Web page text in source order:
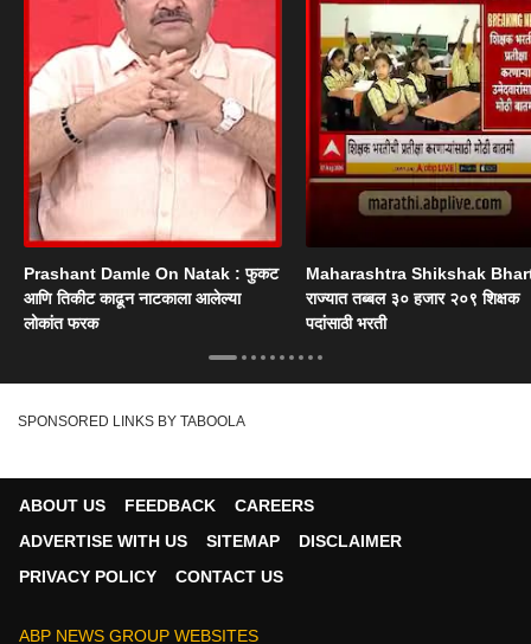
Prashant Damle On Natak : फुकट
आणि तिकीट काढून नाटकाला आलेल्या
लोकांत फरक
Maharashtra Shikshak
राज्यात तब्बल ३० हजार २०९ शिक्षक
पदांसाठी भरती
SPONSORED LINKS BY TABOOLA
ABOUT US FEEDBACK
CAREERS
ADVERTISE WITH US
SITEMAP
DISCLAIMER
PRIVACY POLICY
CONTACT US
ABP NEWS GROUP WEBSITES